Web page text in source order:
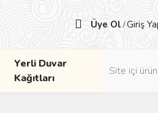
Üye Ol /Giriş
Yerli Duvar
Kağıtları